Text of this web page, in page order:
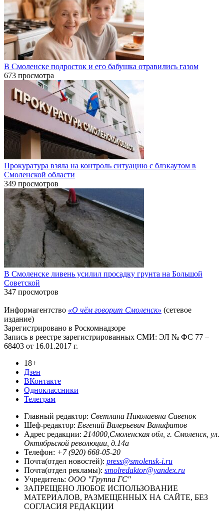
В Смоленске подросток и его бабушка отравились газом
673 просмотра
Прокуратура взяла на контроль ситуацию с блэкаутом в
Смоленской области
349 просмотров
В Смоленске ливень усилил просадку грунта на Большой
Советской
347 просмотров
Информагентство «О чём говорит Смоленск» (сетевое
издание)
Зарегистрировано в Роскомнадзоре
Запись в реестре зарегистрированных СМИ: ЭЛ № ФС 77 –
68403 от 16.01.2017 г.
18+
Дзен
ВКонтакте
Одноклассники
Телеграм
Главный редактор: Светлана Николаевна Савенок
Шеф-редактор: Евгений Валерьевич Ванифатов
Адрес редакции: 214000,Смоленская обл, г. Смоленск, ул.
Октябрьской революции, д.14а
Телефон: +7 (920) 668-05-20
Почта(отдел новостей): press@smolensk-i.ru
Почта(отдел рекламы): smolredaktor@yandex.ru
Учредитель: ООО "Группа ГС"
ЗАПРЕЩЕНО ЛЮБОЕ ИСПОЛЬЗОВАНИЕ
МАТЕРИАЛОВ, РАЗМЕЩЕННЫХ НА САЙТЕ, БЕЗ
СОГЛАСИЯ РЕДАКЦИИ